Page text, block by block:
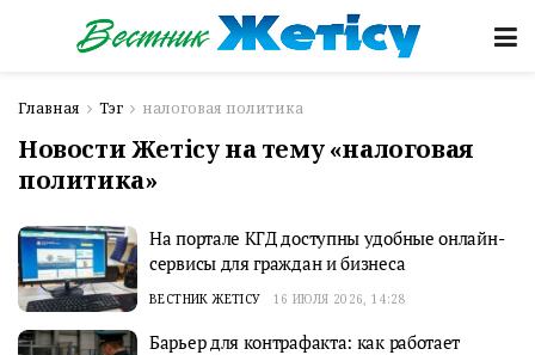
Главная Тэг налоговая политика
Новости Жетісу на тему «налоговая
политика»
На портале КГД доступны удобные онлайн-
сервисы для граждан и бизнеса
ВЕСТНИК ЖЕТІСУ 16 ИЮЛЯ 2026, 14:28
Барьер для контрафакта: как работает